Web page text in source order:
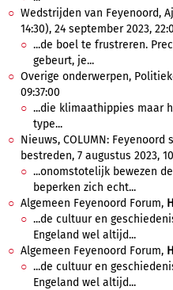
Wedstrijden van Feyenoord,
14:30), 24 september 2023,
...de boel te frustreren.
gebeurt, je...
Overige onderwerpen,
09:37:00
...die klimaathippies maar
type...
Nieuws, COLUMN:
bestreden, 7 augustus 2023,
...onomstotelijk bewezen
beperken zich echt...
Algemeen Feyenoord Forum,
...de cultuur en
Engeland wel altijd...
Algemeen Feyenoord Forum,
...de cultuur en
Engeland wel altijd...